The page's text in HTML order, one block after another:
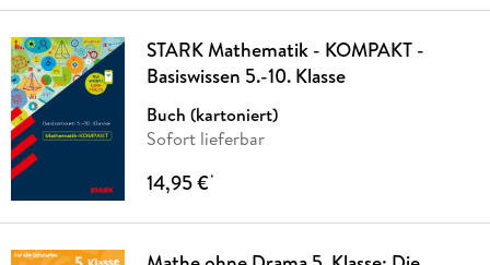
STARK Mathematik - KOMPAKT -
Basiswissen 5.-10. Klasse
Buch (kartoniert)
Sofort lieferbar
14,95 €*